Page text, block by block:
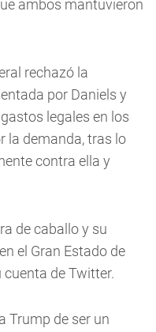
ambos mantuvieron
rechazó la
por Daniels y
legales en los
la demanda, tras lo
contra ella y
de caballo y su
el Gran Estado de
cuenta de Twitter.
Trump de ser un